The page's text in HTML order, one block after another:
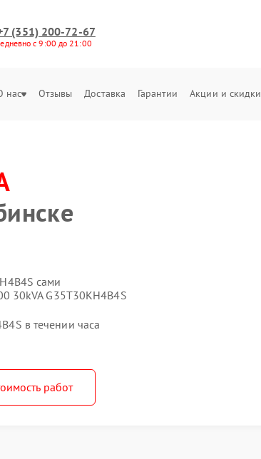
(351) 200-72-67
с 9:00 до 21:00
нас Отзывы Доставка Гарантии Акции и скидки
сами
30kVA G35T30KH4B4S
в течении часа
работ